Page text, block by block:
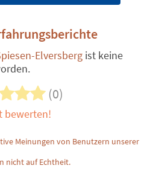
Elversberg ist keine
(0)
bewerten!
Meinungen von Benutzern unserer
nicht auf Echtheit.